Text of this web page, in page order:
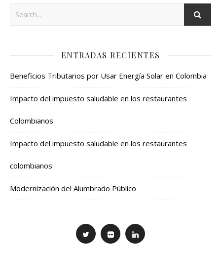
ENTRADAS RECIENTES
Beneficios Tributarios por Usar Energía Solar en Colombia
Impacto del impuesto saludable en los restaurantes
Colombianos
Impacto del impuesto saludable en los restaurantes
colombianos
Modernización del Alumbrado Público